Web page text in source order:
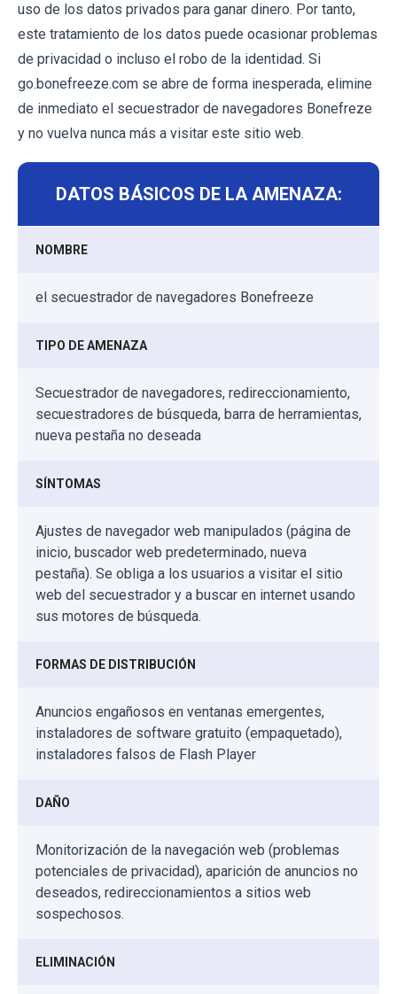
uso de los datos privados para ganar dinero. Por tanto,
este tratamiento de los datos puede ocasionar problemas
de privacidad o incluso el robo de la identidad. Si
go.bonefreeze.com se abre de forma inesperada, elimine
de inmediato el secuestrador de navegadores Bonefreze
y no vuelva nunca más a visitar este sitio web.
DATOS BÁSICOS DE LA AMENAZA:
NOMBRE
el secuestrador de navegadores Bonefreeze
TIPO DE AMENAZA
Secuestrador de navegadores, redireccionamiento,
secuestradores de búsqueda, barra de herramientas,
nueva pestaña no deseada
SÍNTOMAS
Ajustes de navegador web manipulados (página de
inicio, buscador web predeterminado, nueva
pestaña). Se obliga a los usuarios a visitar el sitio
web del secuestrador y a buscar en internet usando
sus motores de búsqueda.
FORMAS DE DISTRIBUCIÓN
Anuncios engañosos en ventanas emergentes,
instaladores de software gratuito (empaquetado),
instaladores falsos de Flash Player
DAÑO
Monitorización de la navegación web (problemas
potenciales de privacidad), aparición de anuncios no
deseados, redireccionamientos a sitios web
sospechosos.
ELIMINACIÓN